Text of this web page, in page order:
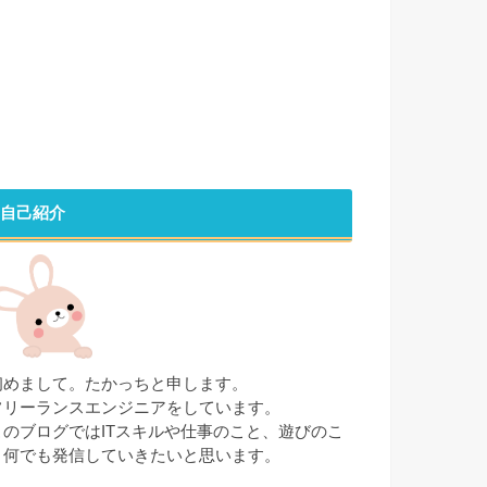
自己紹介
まして。たかっちと申します。
ーランスエンジニアをしています。
のブログではITスキルや仕事のこと、遊びのこ
でも発信していきたいと思います。